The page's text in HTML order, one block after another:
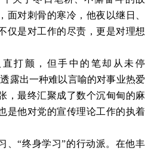
面对刺骨的寒冷，他夜以继日、
仅是对工作的尽责，更是对理想
打颤，但手中的笔却从未停
露出一种难以言喻的对事业热爱
，最终汇聚成了数个沉甸甸的麻
是他对党的宣传理论工作的执着
、“终身学习”的行动派。在他丰